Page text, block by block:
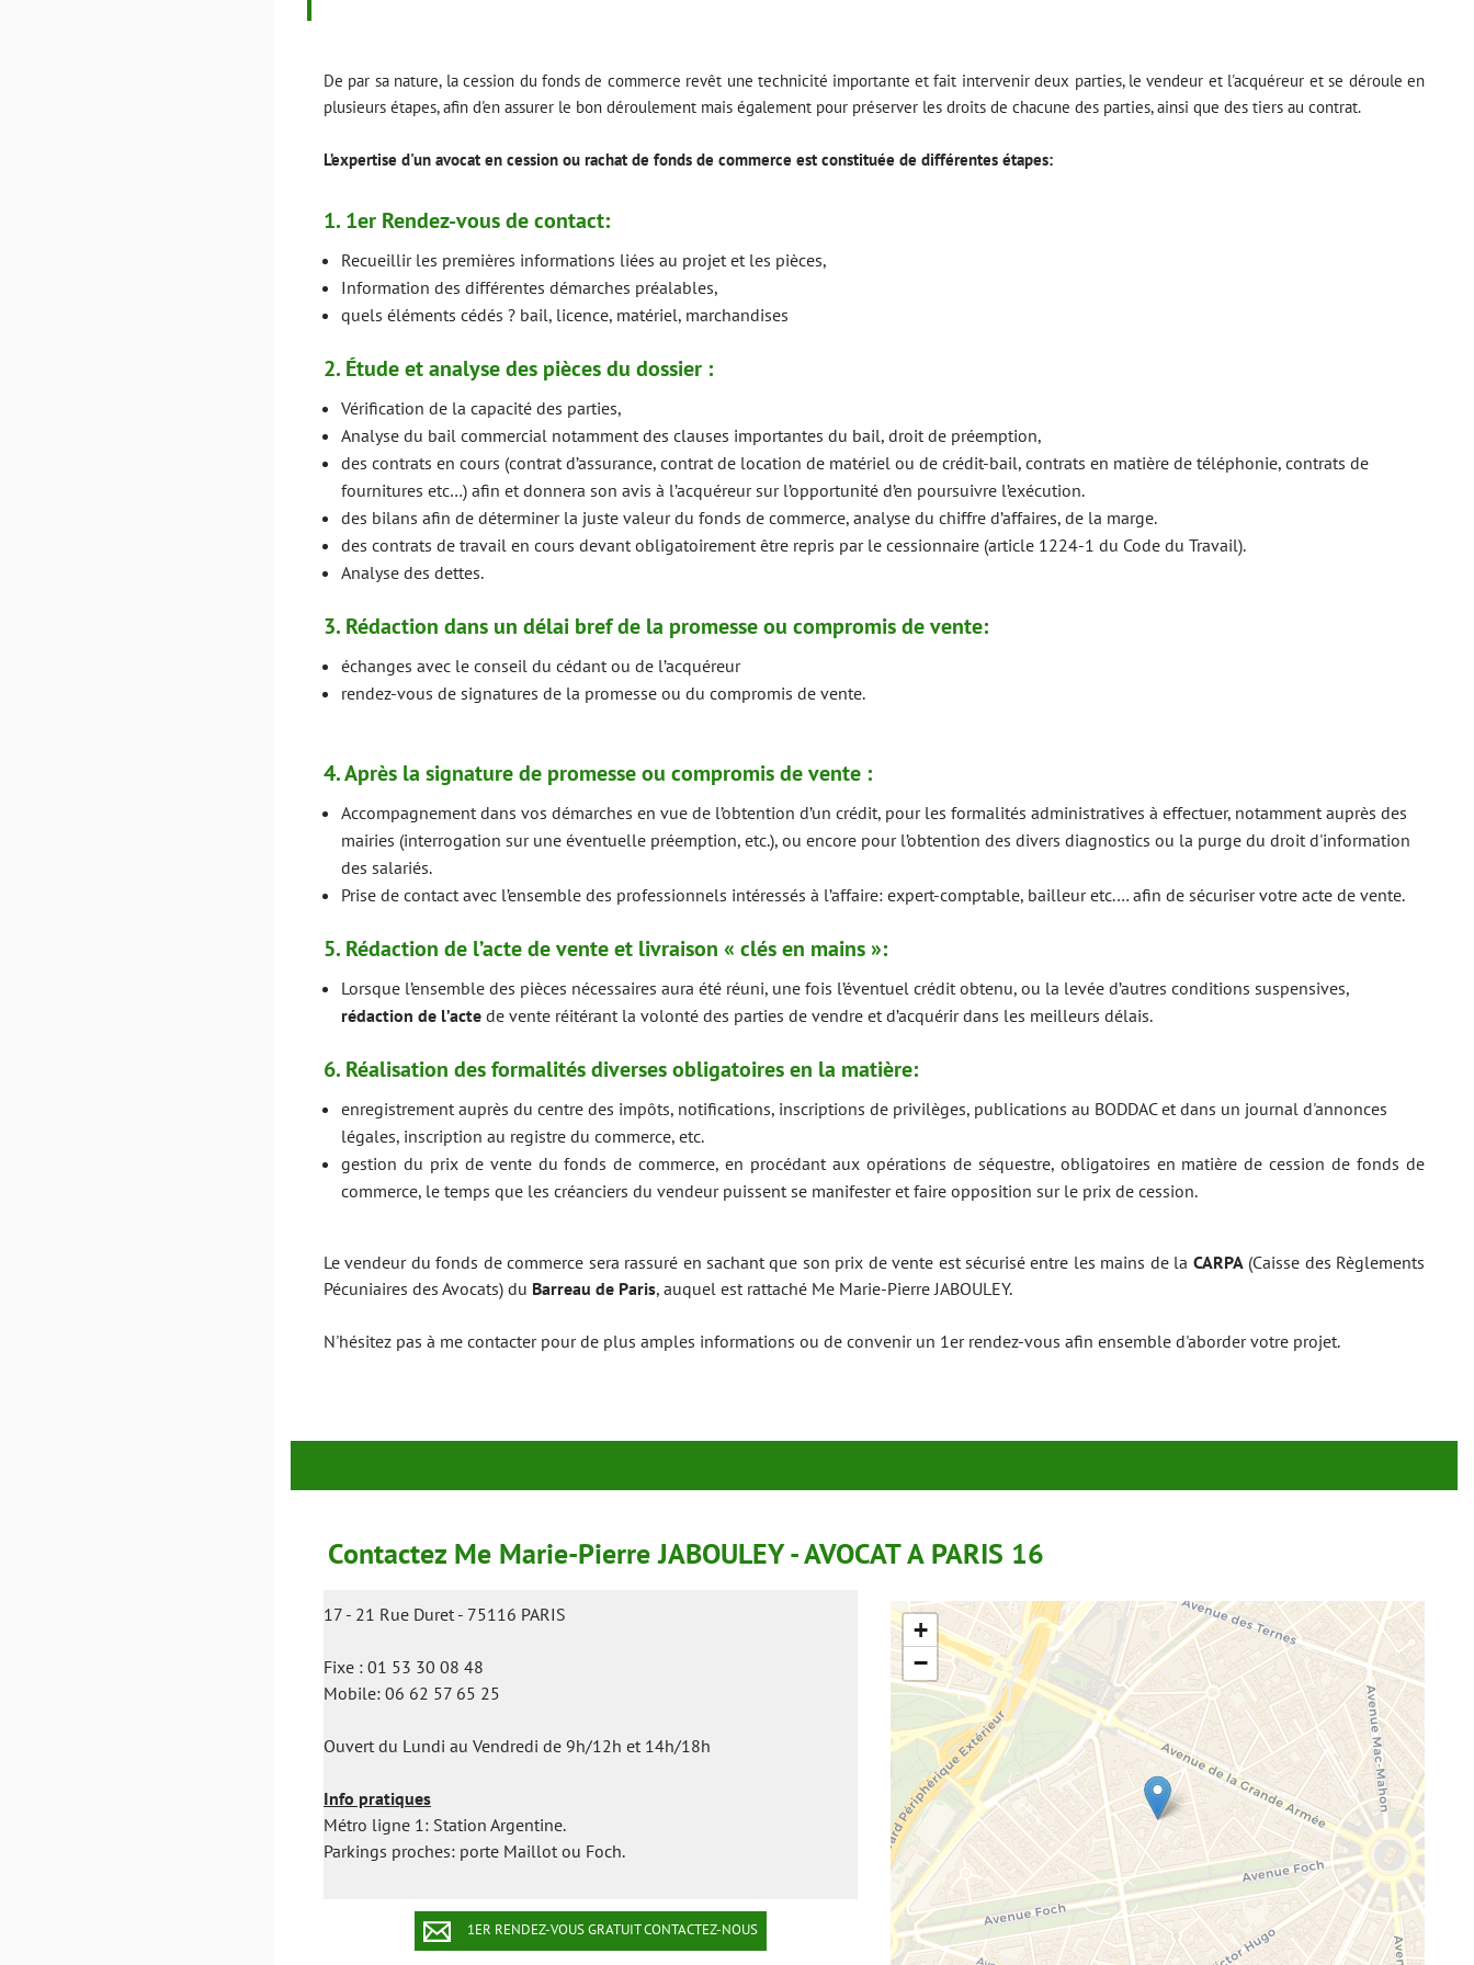
De par sa nature, la cession du fonds de commerce revêt une technicité importante et fait intervenir deux parties, le vendeur et l'acquéreur et se déroule en
plusieurs étapes, afin d'en assurer le bon déroulement mais également pour préserver les droits de chacune des parties, ainsi que des tiers au contrat.
L’expertise d'un avocat en cession ou rachat de fonds de commerce est constituée de différentes étapes:
1. 1er Rendez-vous de contact:
Recueillir les premières informations liées au projet et les pièces,
Information des différentes démarches préalables,
quels éléments cédés ? bail, licence, matériel, marchandises
2. Étude et analyse des pièces du dossier :
Vérification de la capacité des parties,
Analyse du bail commercial notamment des clauses importantes du bail, droit de préemption,
des contrats en cours (contrat d’assurance, contrat de location de matériel ou de crédit-bail, contrats en matière de téléphonie, contrats de
fournitures etc…) afin et donnera son avis à l’acquéreur sur l’opportunité d’en poursuivre l’exécution.
des bilans afin de déterminer la juste valeur du fonds de commerce, analyse du chiffre d’affaires, de la marge.
des contrats de travail en cours devant obligatoirement être repris par le cessionnaire (article 1224-1 du Code du Travail).
Analyse des dettes.
3. Rédaction dans un délai bref de la promesse ou compromis de vente:
échanges avec le conseil du cédant ou de l’acquéreur
rendez-vous de signatures de la promesse ou du compromis de vente.
4. Après la signature de promesse ou compromis de vente :
Accompagnement dans vos démarches en vue de l’obtention d’un crédit, pour les formalités administratives à effectuer, notamment auprès des
mairies (interrogation sur une éventuelle préemption, etc.), ou encore pour l’obtention des divers diagnostics ou la purge du droit d'information
des salariés.
Prise de contact avec l’ensemble des professionnels intéressés à l’affaire: expert-comptable, bailleur etc.… afin de sécuriser votre acte de vente.
5. Rédaction de l’acte de vente et livraison « clés en mains »:
Lorsque l’ensemble des pièces nécessaires aura été réuni, une fois l’éventuel crédit obtenu, ou la levée d’autres conditions suspensives,
rédaction de l’acte de vente réitérant la volonté des parties de vendre et d’acquérir dans les meilleurs délais.
6. Réalisation des formalités diverses obligatoires en la matière:
enregistrement auprès du centre des impôts, notifications, inscriptions de privilèges, publications au BODDAC et dans un journal d'annonces
légales, inscription au registre du commerce, etc.
gestion du prix de vente du fonds de commerce, en procédant aux opérations de séquestre, obligatoires en matière de cession de fonds de
commerce, le temps que les créanciers du vendeur puissent se manifester et faire opposition sur le prix de cession.
Le vendeur du fonds de commerce sera rassuré en sachant que son prix de vente est sécurisé entre les mains de la CARPA(Caisse des Règlements
Pécuniaires des Avocats) du Barreau de Paris, auquel est rattaché Me Marie-Pierre JABOULEY.
N'hésitez pas à me contacter pour de plus amples informations ou de convenir un 1er rendez-vous afin ensemble d'aborder votre projet.
Contactez Me Marie-Pierre JABOULEY - AVOCAT A PARIS 16
17 - 21 Rue Duret - 75116 PARIS
Fixe : 01 53 30 08 48
Mobile: 06 62 57 65 25
Ouvert du Lundi au Vendredi de 9h/12h et 14h/18h
Info pratiques
Métro ligne 1: Station Argentine.
Parkings proches: porte Maillot ou Foch.
1ER RENDEZ-VOUS GRATUIT CONTACTEZ-NOUS
+
−